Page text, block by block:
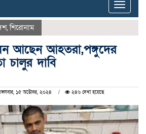
Toggle
,শিরোনাম
আছেন আহতরা,পঙ্গুদের
চালুর দাবি
১৫ অক্টোবর, ২০২৪ ২৪৬ দেখা হয়েছে